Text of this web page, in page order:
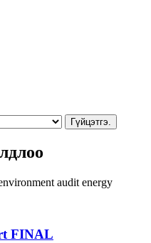
Гүйцэтгэ.
audit energy
FINAL